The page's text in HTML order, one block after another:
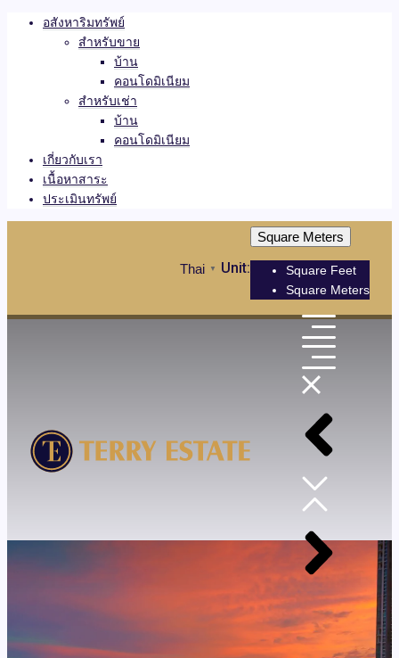
อสังหาริมทรัพย์
สำหรับขาย
บ้าน
คอนโดมิเนียม
สำหรับเช่า
บ้าน
คอนโดมิเนียม
เกี่ยวกับเรา
เนื้อหาสาระ
ประเมินทรัพย์
Thai ▼ Unit:
Square Meters
Square Feet
Square Meters